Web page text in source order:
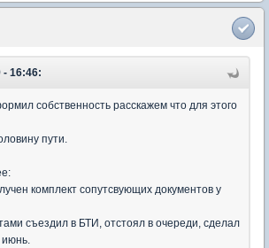
- 16:46:
собственность расскажем что для этого
пути.
комплект сопутсвующих документов у
съездил в БТИ, отстоял в очереди, сделал